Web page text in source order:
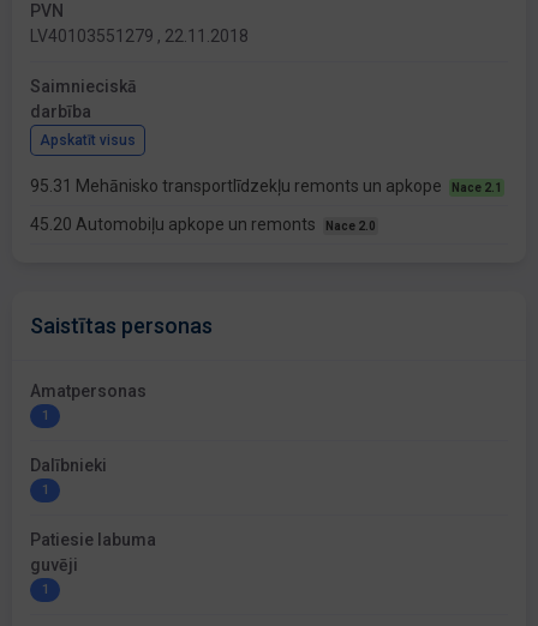
PVN
LV40103551279 , 22.11.2018
Saimnieciskā
darbība
Apskatīt visus
95.31 Mehānisko transportlīdzekļu remonts un apkope Nace 2.1
45.20 Automobiļu apkope un remonts Nace 2.0
Saistītas personas
Amatpersonas
1
Dalībnieki
1
Patiesie labuma
guvēji
1